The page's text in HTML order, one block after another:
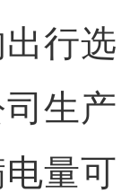
行选
生产
量可